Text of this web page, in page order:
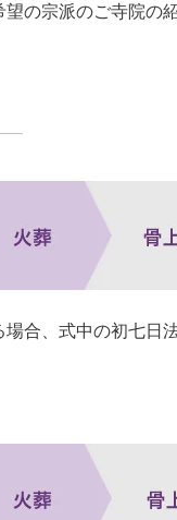
の宗派のご寺院の
合、式中の初七日